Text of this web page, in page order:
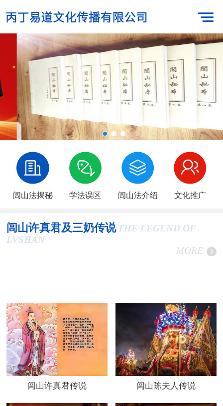
闾山法揭秘 学法误区 闾山法介绍 文化推广
闾山许真君及三奶传说 THE LEGEND OF
LVSHAN
MORE
闾山许真君传说 闾山陈夫人传说